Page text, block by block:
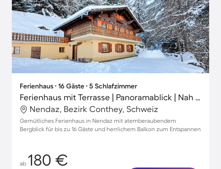
Ferienhaus ∙ 16 Gäste ∙ 5 Schlafzimmer
Ferienhaus mit Terrasse | Panoramablick | Nah am Skifahren
Nendaz, Bezirk Conthey, Schweiz
Gemütliches Ferienhaus in Nendaz mit atemberaubendem
Bergblick für bis zu 16 Gäste und herrlichem Balkon zum Entspannen
ab 180 €